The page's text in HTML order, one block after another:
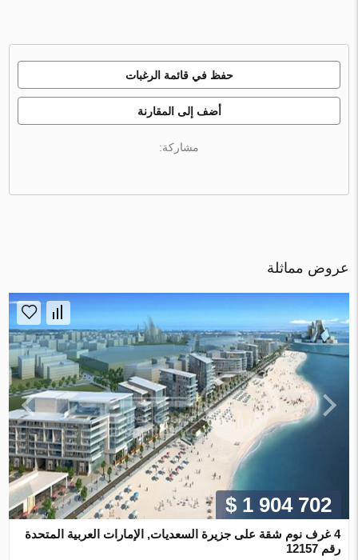
حفظ في قائمة الرغبات
أضف إلى المقارنة
مشاركة:
عروض مماثلة
$ 1 904 702
4 غرف نوم شقة على جزيرة السعديات, الإمارات العربية المتحدة
رقم 12157